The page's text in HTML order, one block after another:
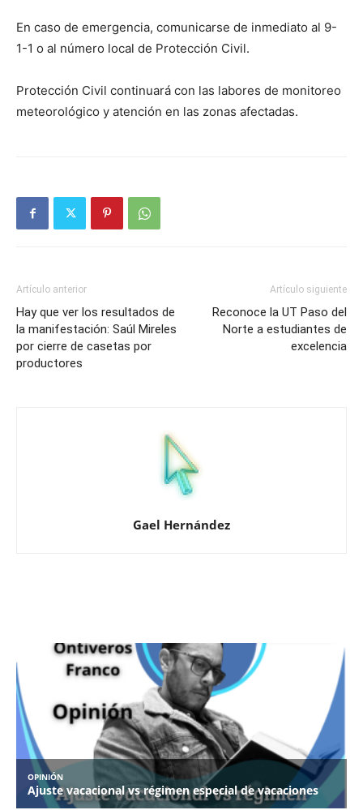
En caso de emergencia, comunicarse de inmediato al 9-
1-1 o al número local de Protección Civil.
Protección Civil continuará con las labores de monitoreo
meteorológico y atención en las zonas afectadas.
Artículo anterior
Hay que ver los resultados de
la manifestación: Saúl Mireles
por cierre de casetas por
productores
Artículo siguiente
Reconoce la UT Paso del
Norte a estudiantes de
excelencia
Gael Hernández